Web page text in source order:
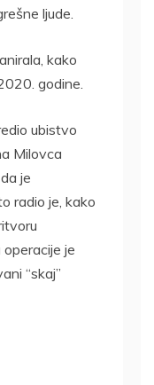
ljude.
kako
godine.
ubistvo
Milovca
je
radio je, kako
je
“skaj”